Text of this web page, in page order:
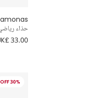
حذاء
33.00
30% OFF